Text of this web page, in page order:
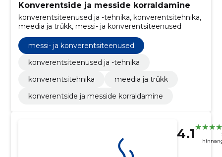
Konverentside ja messide korraldamine
konverentsiteenused ja -tehnika, konverentsitehnika,
meedia ja trükk, messi- ja konverentsiteenused
messi- ja konverentsiteenused
konverentsiteenused ja -tehnika
konverentsitehnika
meedia ja trükk
konverentside ja messide korraldamine
4.1